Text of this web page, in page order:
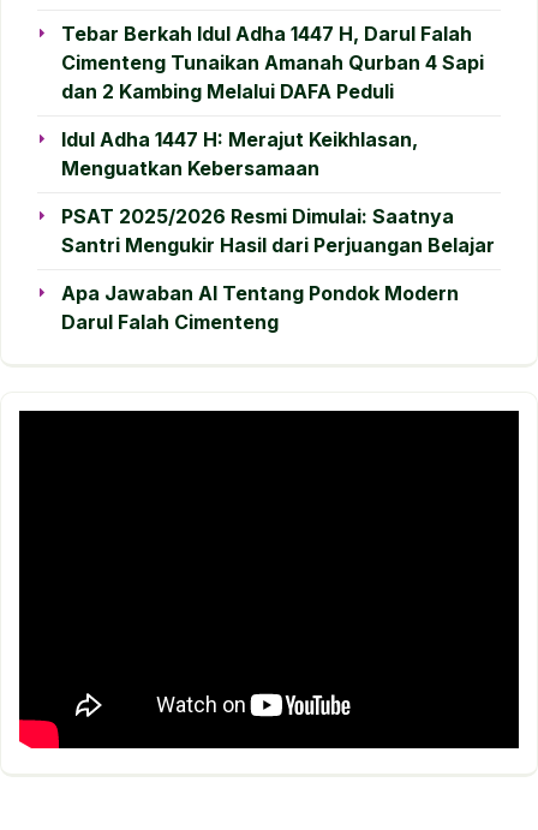
Tebar Berkah Idul Adha 1447 H, Darul Falah
Cimenteng Tunaikan Amanah Qurban 4 Sapi
dan 2 Kambing Melalui DAFA Peduli
Idul Adha 1447 H: Merajut Keikhlasan,
Menguatkan Kebersamaan
PSAT 2025/2026 Resmi Dimulai: Saatnya
Santri Mengukir Hasil dari Perjuangan Belajar
Apa Jawaban AI Tentang Pondok Modern
Darul Falah Cimenteng